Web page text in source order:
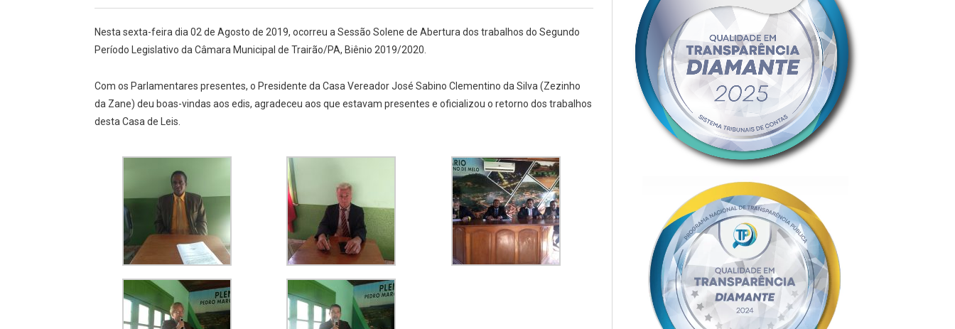
Nesta sexta-feira dia 02 de Agosto de 2019, ocorreu a Sessão Solene de Abertura dos trabalhos do Segundo
Período Legislativo da Câmara Municipal de Trairão/PA, Biênio 2019/2020.
Com os Parlamentares presentes, o Presidente da Casa Vereador José Sabino Clementino da Silva (Zezinho
da Zane) deu boas-vindas aos edis, agradeceu aos que estavam presentes e oficializou o retorno dos trabalhos
desta Casa de Leis.